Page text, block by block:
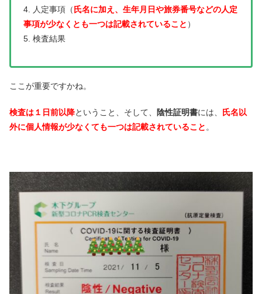
4. 人定事項（ 氏名に加え、生年月日や旅券番号などの人定
事項が少なくとも一つは記載されていること ）
5. 検査結果
ここが重要ですかね。
検査は１日前以降ということ、そして、 陰性証明書には、
氏名以
外に個人情報が少なくても一つは記載されていること 。